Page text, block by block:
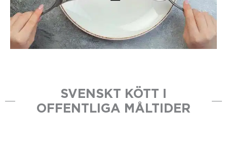
SVENSKT KÖTT I
OFFENTLIGA MÅLTIDER